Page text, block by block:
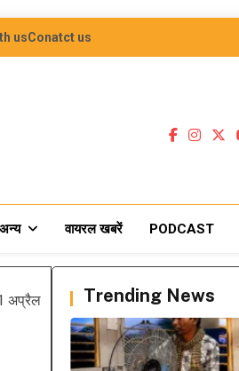
usConatct us
अन्य वायरल खबरें PODCAST
अप्रैल
Trending News